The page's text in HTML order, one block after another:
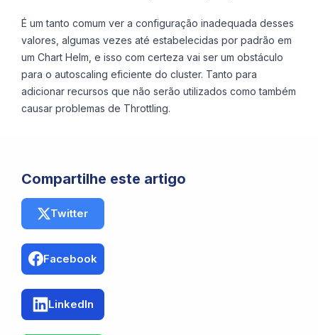
É um tanto comum ver a configuração inadequada desses
valores, algumas vezes até estabelecidas por padrão em
um Chart Helm, e isso com certeza vai ser um obstáculo
para o autoscaling eficiente do cluster. Tanto para
adicionar recursos que não serão utilizados como também
causar problemas de Throttling.
Compartilhe este artigo
Twitter
Facebook
LinkedIn